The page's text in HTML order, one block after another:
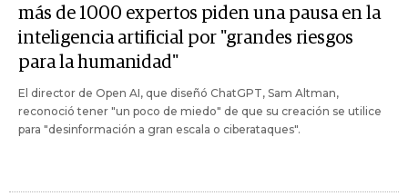
más de 1000 expertos piden una pausa en la
inteligencia artificial por "grandes riesgos
para la humanidad"
El director de Open AI, que diseñó ChatGPT, Sam Altman,
reconoció tener "un poco de miedo" de que su creación se utilice
para "desinformación a gran escala o ciberataques".